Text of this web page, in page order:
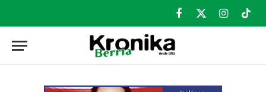
Facebook
X
Instagram